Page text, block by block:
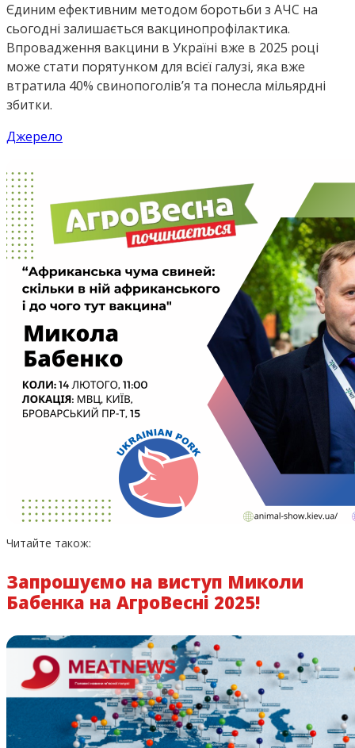
Єдиним ефективним методом боротьби з АЧС на
сьогодні залишається вакцинопрофілактика.
Впровадження вакцини в Україні вже в 2025 році
може стати порятунком для всієї галузі, яка вже
втратила 40% свинопоголів’я та понесла мільярдні
збитки.
Джерело
Читайте також:
Запрошуємо на виступ Миколи
Бабенка на АгроВесні 2025!